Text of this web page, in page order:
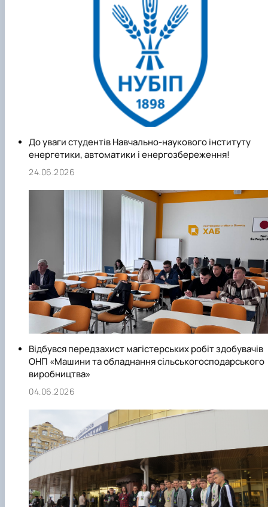
До уваги студентів Навчально-наукового інституту
енергетики, автоматики і енергозбереження!
24.06.2026
Відбувся передзахист магістерських робіт здобувачів
ОНП «Машини та обладнання сільськогосподарського
виробництва»
04.06.2026